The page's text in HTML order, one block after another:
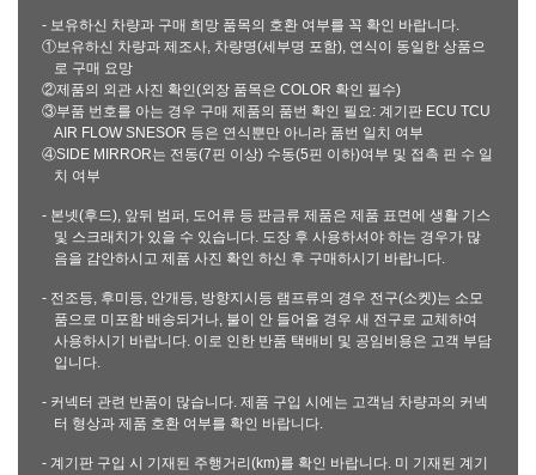
- 보유하신 차량과 구매 희망 품목의 호환 여부를 꼭 확인 바랍니다.
①보유하신 차량과 제조사, 차량명(세부명 포함), 연식이 동일한 상품으
로 구매 요망
②제품의 외관 사진 확인(외장 품목은 COLOR 확인 필수)
③부품 번호를 아는 경우 구매 제품의 품번 확인 필요: 계기판 ECU TCU
AIR FLOW SNESOR 등은 연식뿐만 아니라 품번 일치 여부
④SIDE MIRROR는 전동(7핀 이상) 수동(5핀 이하)여부 및 접촉 핀 수 일
치 여부
- 본넷(후드), 앞뒤 범퍼, 도어류 등 판금류 제품은 제품 표면에 생활 기스
및 스크래치가 있을 수 있습니다. 도장 후 사용하셔야 하는 경우가 많
음을 감안하시고 제품 사진 확인 하신 후 구매하시기 바랍니다.
- 전조등, 후미등, 안개등, 방향지시등 램프류의 경우 전구(소켓)는 소모
품으로 미포함 배송되거나, 불이 안 들어올 경우 새 전구로 교체하여
사용하시기 바랍니다. 이로 인한 반품 택배비 및 공임비용은 고객 부담
입니다.
- 커넥터 관련 반품이 많습니다. 제품 구입 시에는 고객님 차량과의 커넥
터 형상과 제품 호환 여부를 확인 바랍니다.
- 계기판 구입 시 기재된 주행거리(km)를 확인 바랍니다. 미 기재된 계기